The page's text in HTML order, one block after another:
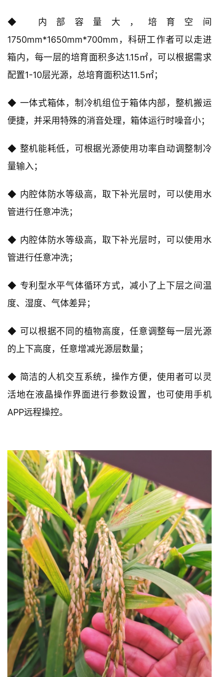
◆ 内部容量大，培育空间
1750mm*1650mm*700mm，科研工作者可以走进
箱内，每一层的培育面积多达1.15㎡，可以根据需求
配置1-10层光源，总培育面积达11.5㎡；
◆ 一体式箱体，制冷机组位于箱体内部，整机搬运
便捷，并采用特殊的消音处理，箱体运行时噪音小；
◆ 整机能耗低，可根据光源使用功率自动调整制冷
量输入；
◆ 内腔体防水等级高，取下补光层时，可以使用水
管进行任意冲洗；
◆ 内腔体防水等级高，取下补光层时，可以使用水
管进行任意冲洗；
◆ 专利型水平气体循环方式，减小了上下层之间温
度、湿度、气体差异；
◆ 可以根据不同的植物高度，任意调整每一层光源
的上下高度，任意增减光源层数量；
◆ 简洁的人机交互系统，操作方便，使用者可以灵
活地在液晶操作界面进行参数设置，也可使用手机
APP远程操控。